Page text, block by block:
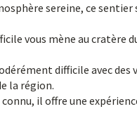
sereine, ce
vous mène au cratère
difficile avec
la région.
il offre une